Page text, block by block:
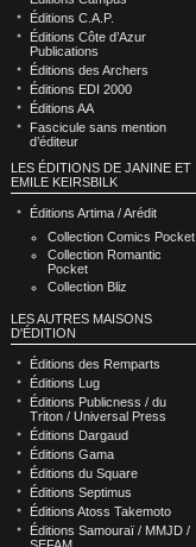
Éditions C.A.P.
Éditions Côte d’Azur
Publications
Éditions des Archers
Éditions EDI 2000
Éditions AA
Fascicule sans mention
d’éditeur
LES ÉDITIONS DE JANINE ET
EMILE KEIRSBILK
Éditions Artima / Arédit
Collection Comics Pocket
Collection Romantic
Pocket
Collection Bliz
LES AUTRES MAISONS
D'ÉDITION
Éditions des Remparts
Éditions Lug
Éditions Publicness / du
Triton / Universal Press
Éditions Dargaud
Éditions Gama
Éditions du Square
Éditions Septimus
Éditions Atoss Takemoto
Éditions Samouraï / MMJD /